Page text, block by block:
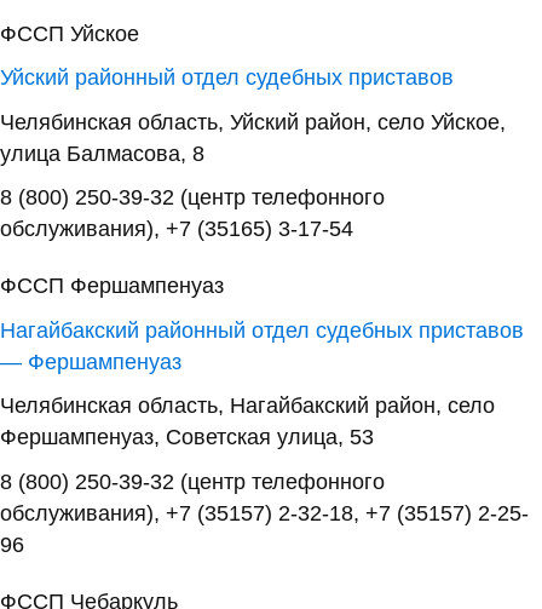
ФССП Уйское
Уйский районный отдел судебных приставов
Челябинская область, Уйский район, село Уйское,
улица Балмасова, 8
8 (800) 250-39-32 (центр телефонного
обслуживания), +7 (35165) 3-17-54
ФССП Фершампенуаз
Нагайбакский районный отдел судебных приставов
— Фершампенуаз
Челябинская область, Нагайбакский район, село
Фершампенуаз, Советская улица, 53
8 (800) 250-39-32 (центр телефонного
обслуживания), +7 (35157) 2-32-18, +7 (35157) 2-25-
96
ФССП Чебаркуль